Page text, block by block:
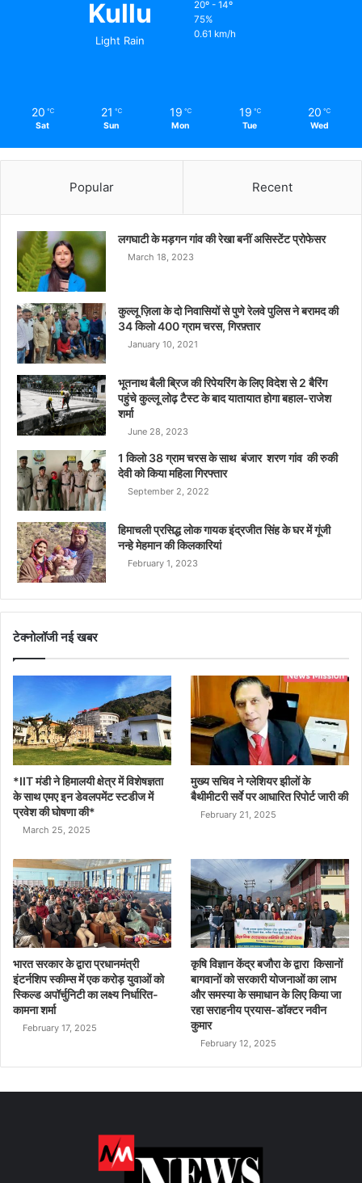
Kullu
Light Rain
20º - 14º
75%
0.61 km/h
20 ℃
Sat
21 ℃
Sun
19 ℃
Mon
19 ℃
Tue
20 ℃
Wed
Popular Recent
लगघाटी के मड़गन गांव की रेखा बनीं असिस्टेंट प्रोफेसर
March 18, 2023
कुल्लू ज़िला के दो निवासियों से पुणे रेलवे पुलिस ने बरामद की
34 किलो 400 ग्राम चरस, गिरफ़्तार
January 10, 2021
भूतनाथ बैली ब्रिज की रिपेयरिंग के लिए विदेश से 2 बैरिंग
पहुंचे कुल्लू लोढ़ टैस्ट के बाद यातायात होगा बहाल-राजेश
शर्मा
June 28, 2023
1 किलो 38 ग्राम चरस के साथ बंजार शरण गांव की रुकी
देवी को किया महिला गिरफ्तार
September 2, 2022
हिमाचली प्रसिद्ध लोक गायक इंद्रजीत सिंह के घर में गूंजी
नन्हे मेहमान की किलकारियां
February 1, 2023
टेक्नोलॉजी नई खबर
*IIT मंडी ने हिमालयी क्षेत्र में विशेषज्ञता
के साथ एमए इन डेवलपमेंट स्टडीज में
प्रवेश की घोषणा की*
March 25, 2025
मुख्य सचिव ने ग्लेशियर झीलों के
बैथीमीटरी सर्वे पर आधारित रिपोर्ट जारी की
February 21, 2025
भारत सरकार के द्वारा प्रधानमंत्री
इंटर्नशिप स्कीम्स में एक करोड़ युवाओं को
स्किल्ड अपॉर्चुनिटी का लक्ष्य निर्धारित-
कामना शर्मा
February 17, 2025
कृषि विज्ञान केंद्र बजौरा के द्वारा किसानों
बागवानों को सरकारी योजनाओं का लाभ
और समस्या के समाधान के लिए किया जा
रहा सराहनीय प्रयास-डॉक्टर नवीन
कुमार
February 12, 2025